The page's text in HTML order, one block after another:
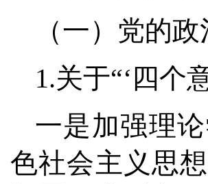
（一）党的
1.关于“‘四个
一是加强理
色社会主义思